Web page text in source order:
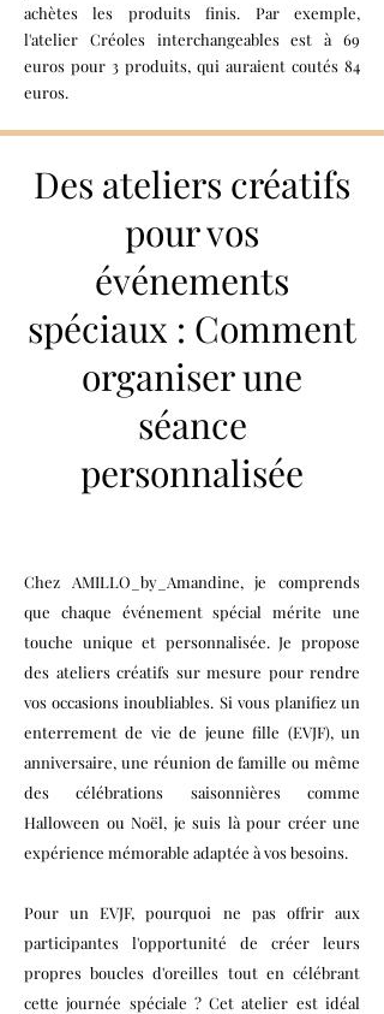
achètes les produits finis. Par exemple,
l'atelier Créoles interchangeables est à 69
euros pour 3 produits, qui auraient coutés 84
euros.
Des ateliers créatifs
pour vos
événements
spéciaux : Comment
organiser une
séance
personnalisée
Chez AMILLO_by_Amandine, je comprends
que chaque événement spécial mérite une
touche unique et personnalisée. Je propose
des ateliers créatifs sur mesure pour rendre
vos occasions inoubliables. Si vous planifiez un
enterrement de vie de jeune fille (EVJF), un
anniversaire, une réunion de famille ou même
des célébrations saisonnières comme
Halloween ou Noël, je suis là pour créer une
expérience mémorable adaptée à vos besoins.
Pour un EVJF, pourquoi ne pas offrir aux
participantes l'opportunité de créer leurs
propres boucles d'oreilles tout en célébrant
cette journée spéciale ? Cet atelier est idéal